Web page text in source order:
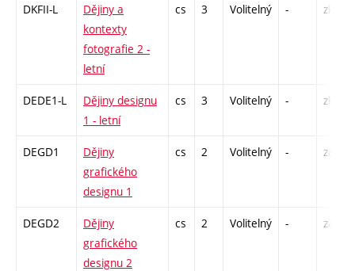
DKFII-L
Dějiny a
kontexty
fotografie 2 -
letní
cs 3 Volitelný - zk
DEDE1-L
Dějiny designu
1 - letní
cs 3 Volitelný - zk
DEGD1
Dějiny
grafického
designu 1
cs 2 Volitelný - zá
DEGD2
Dějiny
grafického
designu 2
cs 2 Volitelný - zá